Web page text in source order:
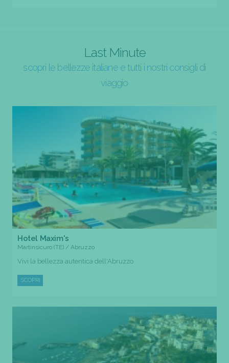
Last Minute
scopri le bellezze italiane e tutti i nostri consigli di
viaggio
Hotel Maxim's
Martinsicuro (TE) / Abruzzo
Vivi la bellezza autentica dell'Abruzzo
SCOPRI